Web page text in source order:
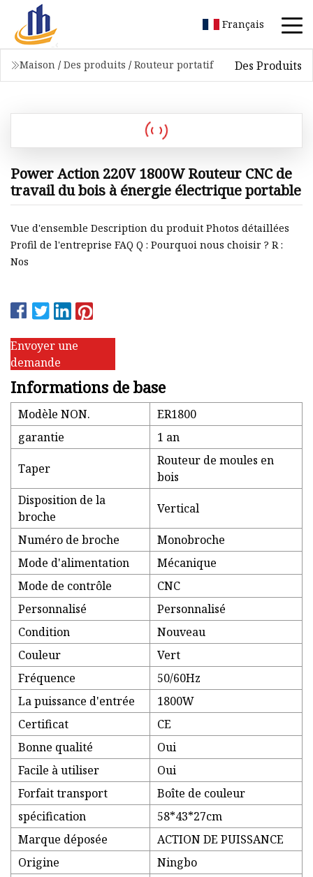
Français
Maison / Des produits / Routeur portatif Des Produits
Power Action 220V 1800W Routeur CNC de
travail du bois à énergie électrique portable
Vue d'ensemble Description du produit Photos détaillées
Profil de l'entreprise FAQ Q : Pourquoi nous choisir ? R :
Nos
Envoyer une
demande
Informations de base
Modèle NON.
ER1800
garantie
1 an
Taper
Routeur de moules en
bois
Disposition de la
broche
Vertical
Numéro de broche
Monobroche
Mode d'alimentation
Mécanique
Mode de contrôle
CNC
Personnalisé
Personnalisé
Condition
Nouveau
Couleur
Vert
Fréquence
50/60Hz
La puissance d'entrée
1800W
Certificat
CE
Bonne qualité
Oui
Facile à utiliser
Oui
Forfait transport
Boîte de couleur
spécification
58*43*27cm
Marque déposée
ACTION DE PUISSANCE
Origine
Ningbo